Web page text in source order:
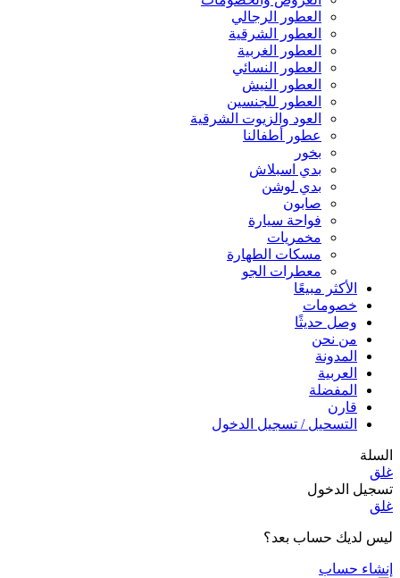
العطور الرجالي
العطور الشرقية
العطور الغربية
العطور النسائي
العطور النيش
العطور للجنسين
العود والزيوت الشرقية
عطور أطفالنا
بخور
بدي اسبلاش
بدي لوشن
صابون
فواحة سيارة
مخمريات
مسكات الطهارة
معطرات الجو
الأكثر مبيعًا
خصومات
وصل حديثًا
من نحن
المدونة
العربية
المفضلة
قارن
التسحيل / تسجيل الدخول
السلة
غلق
تسجيل الدخول
غلق
ليس لديك حساب بعد؟
إنشاء حساب